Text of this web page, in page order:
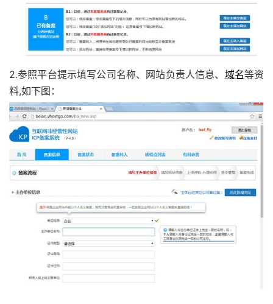
2.参照平台提示填写公司名称、网站负责人信息、 域名等资
料,如下图：